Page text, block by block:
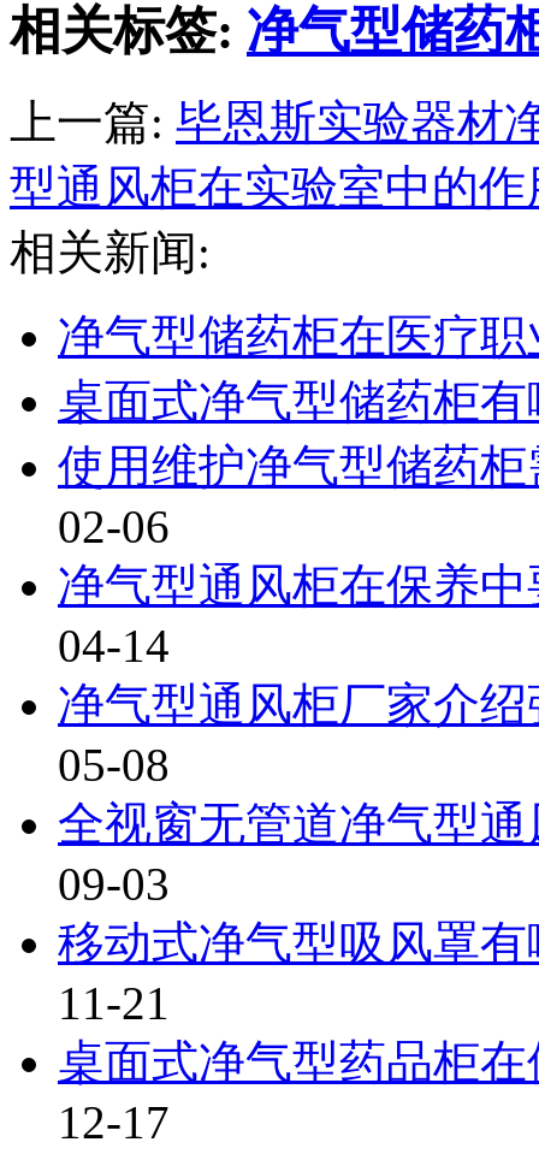
相关标签: 净气型储药
上一篇: 毕恩斯实验器材
型通风柜在实验室中的作
相关新闻:
净气型储药柜在医疗
桌面式净气型储药柜
使用维护净气型储药
02-06
净气型通风柜在保养
04-14
净气型通风柜厂家介
05-08
全视窗无管道净气型
09-03
移动式净气型吸风罩
11-21
桌面式净气型药品柜
12-17